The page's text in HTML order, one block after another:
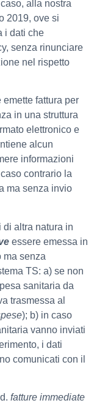
alla nostra
2019, ove si
i dati che
senza rinunciare
nel rispetto
fattura per
in una struttura
elettronico e
alcun
informazioni
contrario la
ma senza invio
altra natura in
essere emessa in
ma senza
TS: a) se non
sanitaria da
trasmessa al
); b) in caso
vanno inviati
i dati
comunicati con il
fatture immediate